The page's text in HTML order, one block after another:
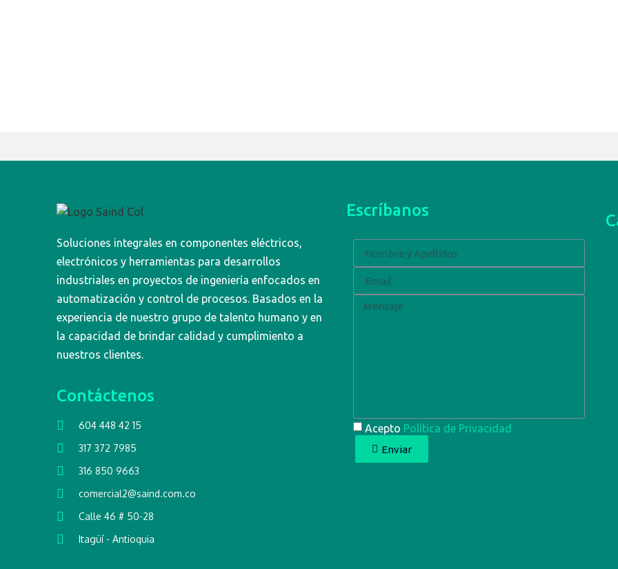
Soluciones integrales en componentes eléctricos,
electrónicos y herramientas para desarrollos
industriales en proyectos de ingeniería enfocados en
automatización y control de procesos. Basados en la
experiencia de nuestro grupo de talento humano y en
la capacidad de brindar calidad y cumplimiento a
nuestros clientes.
Contáctenos
604 448 42 15
317 372 7985
316 850 9663
comercial2@saind.com.co
Calle 46 # 50-28
Itagüí - Antioquia
Escríbanos
Acepto Política de Privacidad
Enviar